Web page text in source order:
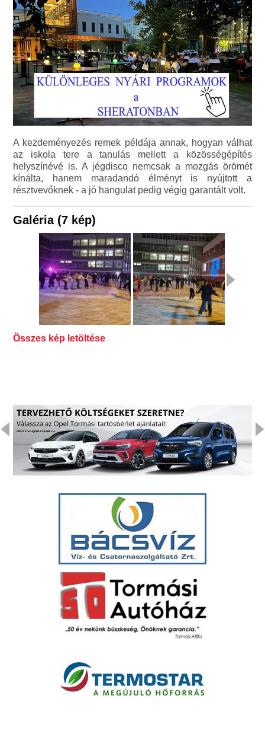
A kezdeményezés remek példája annak, hogyan válhat
az iskola tere a tanulás mellett a közösségépítés
helyszínévé is. A jégdisco nemcsak a mozgás örömét
kínálta, hanem maradandó élményt is nyújtott a
résztvevőknek - a jó hangulat pedig végig garantált volt.
Galéria (7 kép)
Összes kép letöltése